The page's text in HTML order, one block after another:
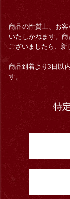
商品の性質上、お
いたしかねます。
ございましたら、新
商品到着より3日以
す。
特